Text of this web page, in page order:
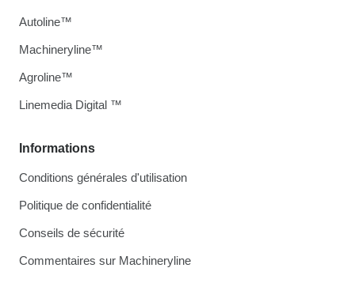
Informations
Conditions générales d'utilisation
Politique de confidentialité
Conseils de sécurité
Commentaires sur Machineryline
Autoline™
Machineryline™
Agroline™
Linemedia Digital ™